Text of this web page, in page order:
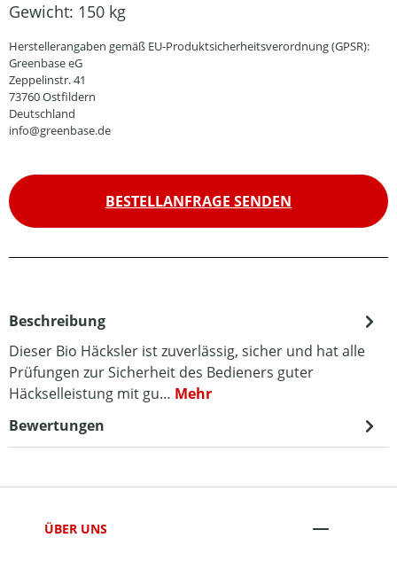
Gewicht: 150 kg
Herstellerangaben gemäß EU-Produktsicherheitsverordnung (GPSR):
Greenbase eG
Zeppelinstr. 41
73760 Ostfildern
Deutschland
info@greenbase.de
BESTELLANFRAGE SENDEN
Beschreibung
Dieser Bio Häcksler ist zuverlässig, sicher und hat alle
Prüfungen zur Sicherheit des Bedieners guter
Häckselleistung mit gu… Mehr
Bewertungen
ÜBER UNS